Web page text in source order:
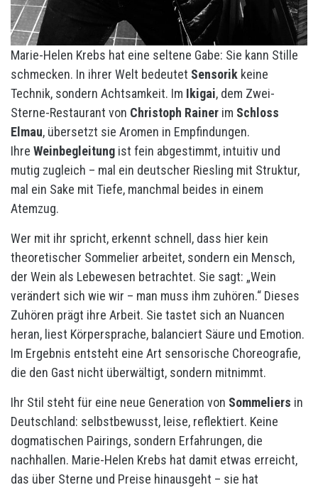
Marie-Helen Krebs hat eine seltene Gabe: Sie kann Stille
schmecken. In ihrer Welt bedeutet Sensorik keine
Technik, sondern Achtsamkeit. Im Ikigai, dem Zwei-
Sterne-Restaurant von Christoph Rainer im Schloss
Elmau, übersetzt sie Aromen in Empfindungen.
Ihre Weinbegleitung ist fein abgestimmt, intuitiv und
mutig zugleich – mal ein deutscher Riesling mit Struktur,
mal ein Sake mit Tiefe, manchmal beides in einem
Atemzug.
Wer mit ihr spricht, erkennt schnell, dass hier kein
theoretischer Sommelier arbeitet, sondern ein Mensch,
der Wein als Lebewesen betrachtet. Sie sagt: „Wein
verändert sich wie wir – man muss ihm zuhören.“ Dieses
Zuhören prägt ihre Arbeit. Sie tastet sich an Nuancen
heran, liest Körpersprache, balanciert Säure und Emotion.
Im Ergebnis entsteht eine Art sensorische Choreografie,
die den Gast nicht überwältigt, sondern mitnimmt.
Ihr Stil steht für eine neue Generation von Sommeliers in
Deutschland: selbstbewusst, leise, reflektiert. Keine
dogmatischen Pairings, sondern Erfahrungen, die
nachhallen. Marie-Helen Krebs hat damit etwas erreicht,
das über Sterne und Preise hinausgeht – sie hat